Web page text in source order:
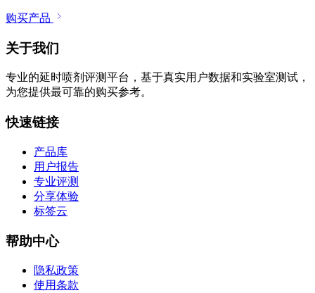
购买产品
关于我们
专业的延时喷剂评测平台，基于真实用户数据和实验室测试，
为您提供最可靠的购买参考。
快速链接
产品库
用户报告
专业评测
分享体验
标签云
帮助中心
隐私政策
使用条款